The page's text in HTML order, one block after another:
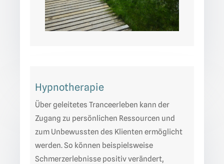
Hypnotherapie
Über geleitetes Tranceerleben kann der
Zugang zu persönlichen Ressourcen und
zum Unbewussten des Klienten ermöglicht
werden. So können beispielsweise
Schmerzerlebnisse positiv verändert,